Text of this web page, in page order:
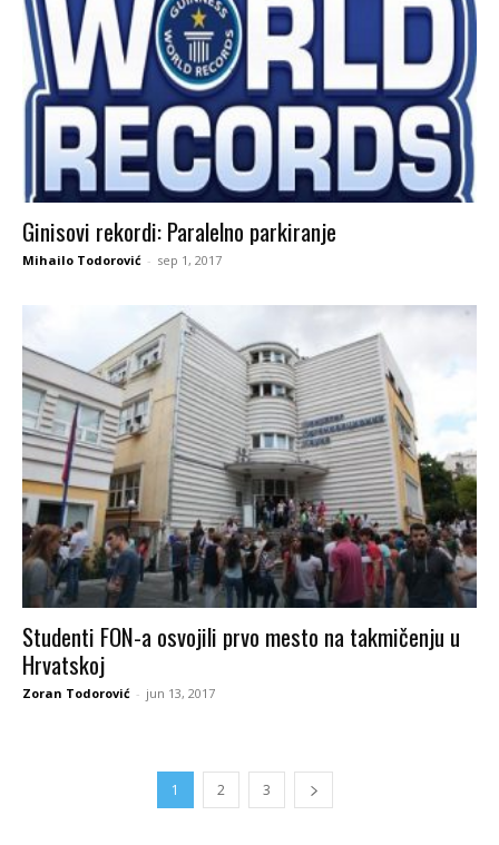
Ginisovi rekordi: Paralelno parkiranje
Mihailo Todorović - sep 1, 2017
Studenti FON-a osvojili prvo mesto na takmičenju u
Hrvatskoj
Zoran Todorović - jun 13, 2017
1 2 3